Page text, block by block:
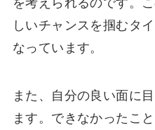
を考えられるのです。
しいチャンスを掴むタ
なっています。
また、自分の良い面に
ます。できなかったこ